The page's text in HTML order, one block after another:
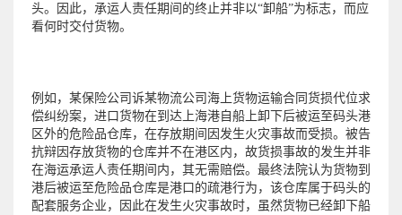
头。因此，承运人责任期间的终止并非以“卸船”为标志，而应
看何时交付货物。
例如，某保险公司诉某物流公司海上货物运输合同货损代位求
偿纠纷案，进口货物在到达上海港自船上卸下后被运至码头港
区外的危险品仓库，在存放期间因发生火灾事故而受损。被告
抗辩因存放货物的仓库并不在港区内，故货损事故的发生并非
在海运承运人责任期间内，其无需赔偿。最终法院认为货物到
港后被运至危险品仓库是港口的疏港行为，该仓库属于码头的
配套服务企业，因此在发生火灾事故时，虽然货物已经卸下船